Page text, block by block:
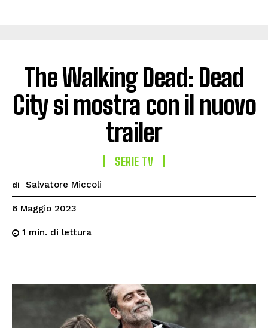
The Walking Dead: Dead
City si mostra con il nuovo
trailer
SERIE TV
di Salvatore Miccoli
6 Maggio 2023
1 min. di lettura